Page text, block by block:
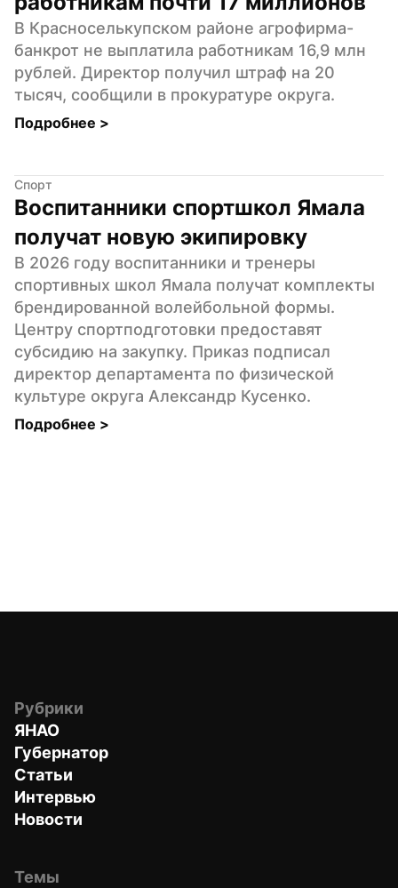
В Красноселькупском районе агрофирма-
банкрот не выплатила работникам 16,9 млн
рублей. Директор получил штраф на 20
тысяч, сообщили в прокуратуре округа.
Подробнее >
Спорт
Воспитанники спортшкол Ямала
получат новую экипировку
В 2026 году воспитанники и тренеры
спортивных школ Ямала получат комплекты
брендированной волейбольной формы.
Центру спортподготовки предоставят
субсидию на закупку. Приказ подписал
директор департамента по физической
культуре округа Александр Кусенко.
Подробнее >
Рубрики
ЯНАО
Губернатор
Статьи
Интервью
Новости
Темы